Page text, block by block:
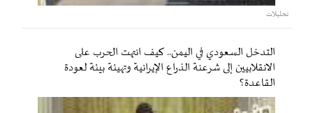
تحليلات
التدخل السعودي في اليمن.. كيف انتهت الحرب على
الانقلابيين إلى شرعنة الذراع الإيرانية وتهيئة بيئة لعودة
القاعدة؟